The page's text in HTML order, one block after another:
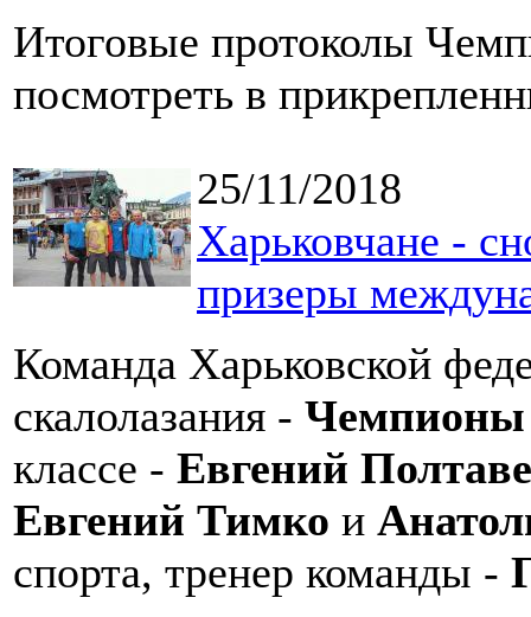
Итоговые протоколы
посмотреть в
25/11/2018
Харьковчане -
призеры
Команда Харьковской
скалолазания - Чемпионы
классе - Евгений
Евгений Тимко и
спорта, тренер команды -